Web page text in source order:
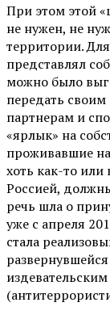
При этом этой
не нужен, не
территории.
представлял
можно было
передать
партнерам и
«ярлык» на
проживавшие
хоть как-то
Россией,
речь шла о
уже с апреля
стала